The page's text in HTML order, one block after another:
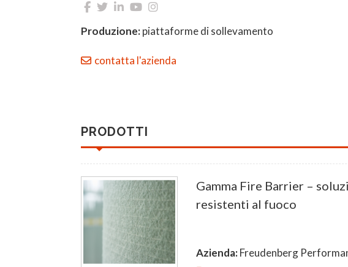
Produzione:piattaforme di sollevamento
contatta l'azienda
PRODOTTI
Gamma Fire Barrier –
resistenti al fuoco
Azienda:Freudenberg